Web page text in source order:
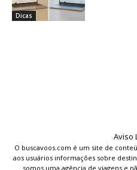
Dicas
Aviso
O buscavoos.com é um site de
aos usuários informações sobre
somos uma agência de viagens e